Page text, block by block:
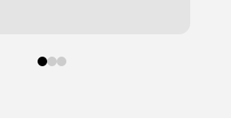
0 1 2